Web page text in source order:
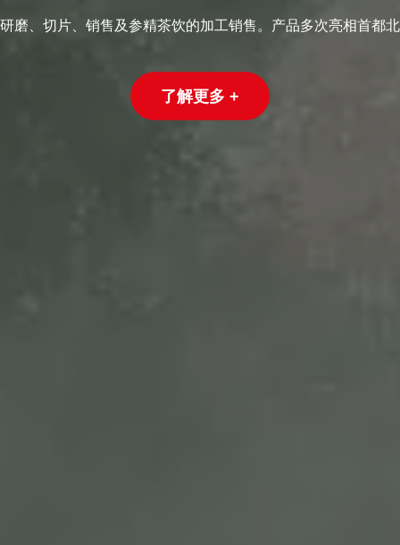
磨、切片、销售及参精茶饮的加工销售。产品多次亮相首都
了解更多 +